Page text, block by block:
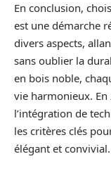
En conclusion,
est une démarche
divers aspects,
sans oublier la
en bois noble,
vie harmonieux.
l’intégration de
les critères clés
élégant et convivial.